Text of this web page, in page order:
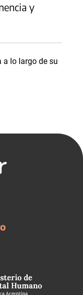
y
a lo largo de su